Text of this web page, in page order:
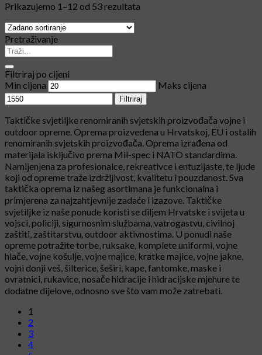
Prikazujemo 1–12 od 53 rezultata
Pretraživanje
Filtriraj po cijeni
Min cijena
Maks cijena
Filtriraj
Taktičke svjetiljke renomiranih svjetskih proizvođača vojne i
outdoor opreme. Oprema proizvedena u Hrvatskoj, EU i ostalih
renomiranih svjetskih proizvođača. Oprema izrađena od
materijala isključivo prema Mil-spec i NATO standardima.
Namijenjena za profesionalce, rekreativce i entuzijaste, te ljude
koji od opreme traže izdržljivost, kvalitetu i pouzdanost. Sva
taktička oprema iz našeg asortimana je funkcionalna i
primjerena za najzahtjevnije zadaće i izazove. Taktičke
svjetiljke iz naše ponude koristi se diljem Hrvatske i svijeta u
vojsci, policiji, sigurnosnim službama, vatrogastvu, civilnoj
zaštiti, zaštitarstvu, outdoor aktivnostima. U ponudi naše
opreme potražite torbe, ruksake, komplete uniformi, vojne
hlače, vojne košulje, vojne majice, kratke majice, vojne jakne,
vojni donji veš, šilterice, šeširi, kape, fantomke, maske i
ovratnici, rukavice, nosače hidracije i hidracijske mjehure te
dodatne dijelove, odnosno sve što vam može zatrebati.
1
2
3
4